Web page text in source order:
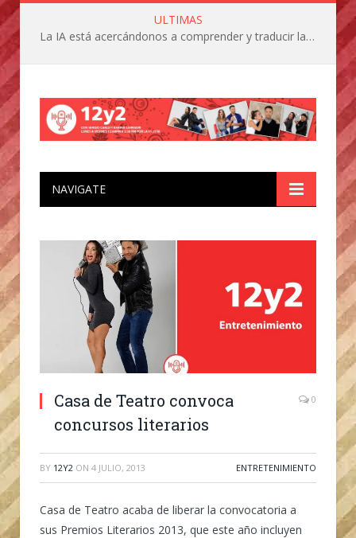
ULTIMAS
La IA está acercándonos a comprender y traducir las vocalizaciones y comportamientos de nuestras mascotas
NAVIGATE
Casa de Teatro convoca
concursos literarios
0
BY 12Y2 ON 4 JULIO, 2013 ENTRETENIMIENTO
Casa de Teatro acaba de liberar la convocatoria a
sus Premios Literarios 2013, que este año incluyen